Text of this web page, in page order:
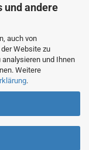
und andere
auch von
Website zu
und Ihnen
Weitere
.